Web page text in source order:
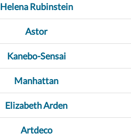
Helena Rubinstein
Astor
Kanebo-Sensai
Manhattan
Elizabeth Arden
Artdeco